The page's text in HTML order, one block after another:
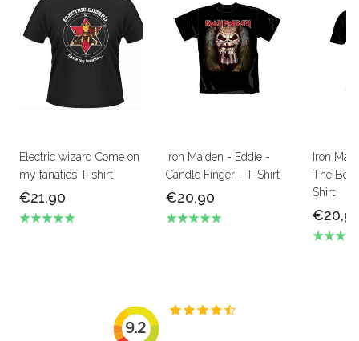
Electric wizard Come on
my fanatics T-shirt
€21,90
Iron Maiden - Eddie -
Candle Finger - T-Shirt
€20,90
Iron
The
Shirt